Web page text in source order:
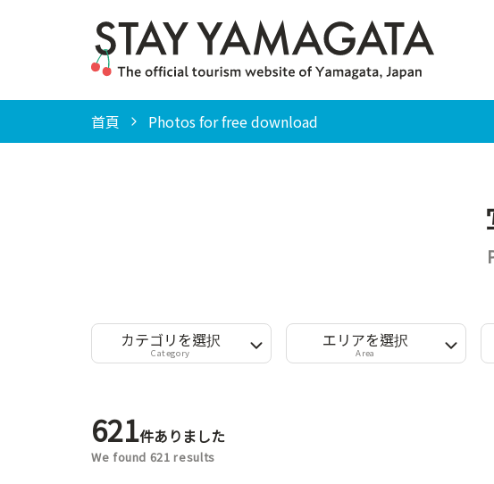
首頁 Photos for free download
カテゴリを選択
Category
エリアを選択
Area
621件ありました
We found 621 results